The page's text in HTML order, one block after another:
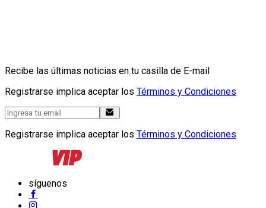
Recibe las últimas noticias en tu casilla de E-mail
Registrarse implica aceptar los Términos y Condiciones
Registrarse implica aceptar los Términos y Condiciones
síguenos